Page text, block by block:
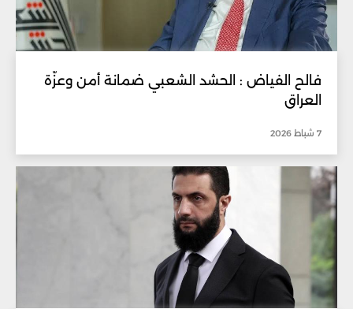
فالح الفياض : الحشد الشعبي ضمانة أمن وعزّة
العراق
7 شباط 2026